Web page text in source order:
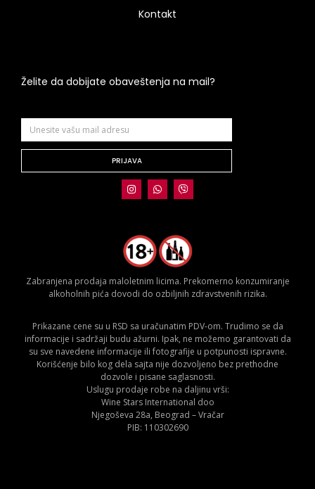
Kontakt
Želite da dobijate obaveštenja na mail?
PRIJAVA
Zabranjena prodaja maloletnim licima. Prekomerno konzumiranje
alkoholnih pića dovodi do ozbiljnih zdravstvenih rizika.
Prikazane cene su u RSD sa uračunatim PDV-om. Trudimo se da
informacije i sadržaji budu ažurni. Ipak, ne možemo garantovati da
su sve navedene informacije ili fotografije u potpunosti ispravne.
Korišćenje bilo kog dela sajta nije dozvoljeno bez prethodne
dozvole i pisane saglasnosti.
Uslugu prodaje robe na daljinu vrši:
Wine Stars International doo
Njegoševa 28a, Beograd – Vračar
PIB: 110302690